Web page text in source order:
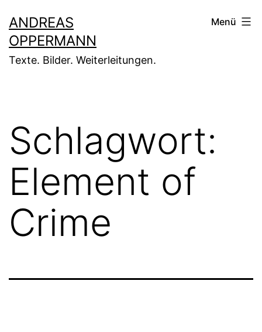
Inhalt
springen
ANDREAS
OPPERMANN
Texte. Bilder. Weiterleitungen.
Menü
Schlagwort:
Element of
Crime